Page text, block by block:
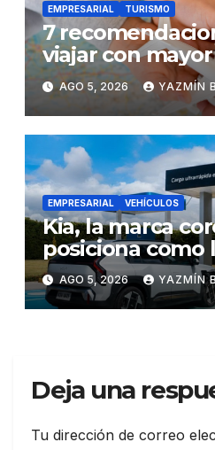
EMPRESARIAL TURISMO
7
viajar con
dentro y fuera
AGO 5, 2026 YAZMÍN
EMPRESARIAL VEHÍCULOS
Kia, la marca
posiciona como
uno en ventas
eléctricos en
durante julio
AGO 5, 2026 YAZMÍN
Deja una
Tu dirección de correo